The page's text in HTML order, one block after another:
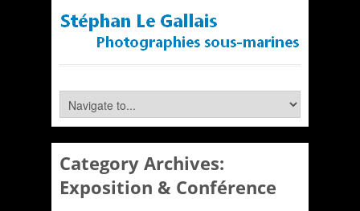
Category Archives:
Exposition & Conférence